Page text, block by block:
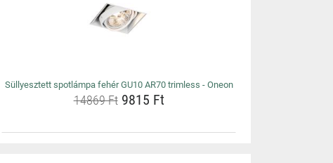
Süllyesztett spotlámpa fehér GU10 AR70 trimless - Oneon
14869 Ft9815 Ft